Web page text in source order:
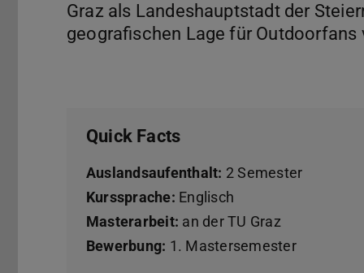
Graz als Landeshauptstadt der
geografischen Lage für
Quick Facts
Auslandsaufenthalt: 2 Semester
Kurssprache: Englisch
Masterarbeit: an der TU Graz
Bewerbung: 1. Mastersemester